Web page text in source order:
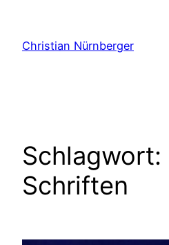
springen
Christian Nürnberger
Schlagwort:
Schriften